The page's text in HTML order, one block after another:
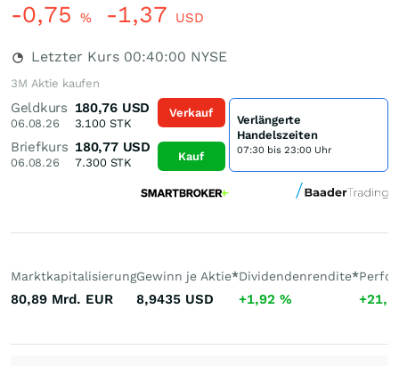
-0,75 % -1,37 USD
Letzter Kurs 00:40:00 NYSE
3M Aktie kaufen
Geldkurs
06.08.26
180,76 USD
3.100STK
Briefkurs
06.08.26
180,77 USD
7.300STK
Verkauf
Kauf
Verlängerte
Handelszeiten
07:30 bis 23:00 Uhr
Marktkapitalisierung
80,89 Mrd. EUR
Gewinn je Aktie*
8,9435 USD
Dividendenrendite*
+1,92 %